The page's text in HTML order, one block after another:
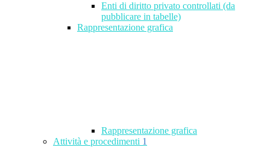
Enti di diritto privato controllati (da
pubblicare in tabelle)
Rappresentazione grafica
Rappresentazione grafica
Attività e procedimenti 1